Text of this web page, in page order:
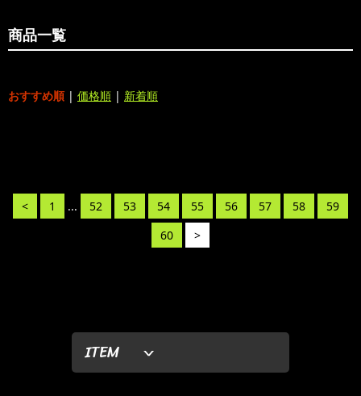
ITEM
商品一覧
おすすめ順 | 価格順 | 新着順
< 1 ... 52 53 54 55 56 57 58
59
60
>